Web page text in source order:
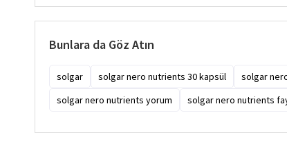
Bunlara da Göz Atın
solgar solgar nero nutrients 30 kapsül solgar
solgar nero nutrients yorum
solgar nero nutrients